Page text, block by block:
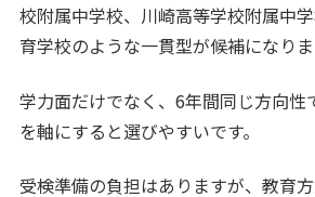
校附属中学校、川崎高等学校附属中
育学校のような一貫型が候補になりま
学力面だけでなく、6年間同じ方向性
を軸にすると選びやすいです。
受検準備の負担はありますが、教育